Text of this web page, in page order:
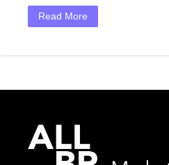
Read More